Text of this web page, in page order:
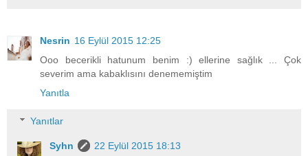
Nesrin 16 Eylül 2015 12:25
Ooo becerikli hatunum benim :) ellerine sağlık ... Çok
severim ama kabaklısını denememiştim
Yanıtla
Yanıtlar
Syhn
22 Eylül 2015 18:13